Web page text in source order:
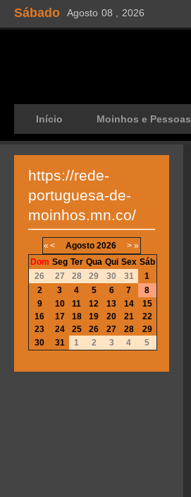
Sábado Agosto 08 , 2026
Início Moinhos e Pessoas
https://rede-
portuguesa-de-
moinhos.mn.co/
« < Agosto 2026 > »
Dom Seg Ter Qua Qui Sex Sáb
26
27 28 29 30 31
1
2
3 4 5 6 7
8
9
10 11 12 13 14
15
16
17 18 19 20 21
22
23
24 25 26 27 28
29
30
31 1 2 3 4 5